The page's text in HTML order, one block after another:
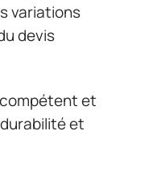
variations
devis
et
et